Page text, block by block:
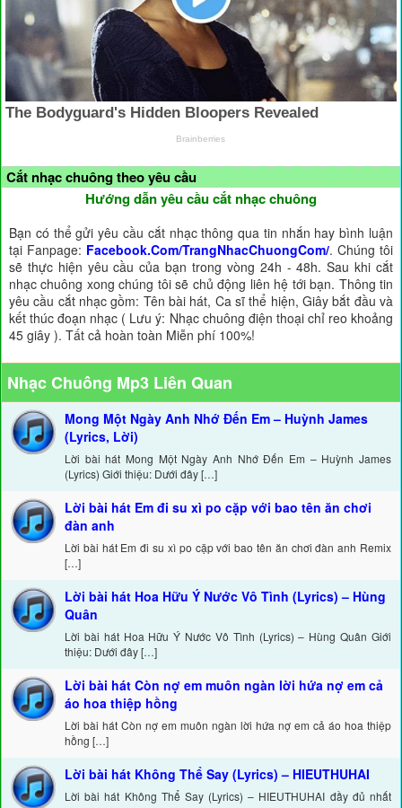
Cắt nhạc chuông theo yêu cầu
Hướng dẫn yêu cầu cắt nhạc chuông
Bạn có thể gửi yêu cầu cắt nhạc thông qua tin nhắn hay bình luận
tại Fanpage: Facebook.Com/TrangNhacChuongCom/. Chúng tôi
sẽ thực hiện yêu cầu của bạn trong vòng 24h - 48h. Sau khi cắt
nhạc chuông xong chúng tôi sẽ chủ động liên hệ tới bạn. Thông tin
yêu cầu cắt nhạc gồm: Tên bài hát, Ca sĩ thể hiện, Giây bắt đầu và
kết thúc đoạn nhạc ( Lưu ý: Nhạc chuông điện thoại chỉ reo khoảng
45 giây ). Tất cả hoàn toàn Miễn phí 100%!
Nhạc Chuông Mp3 Liên Quan
Mong Một Ngày Anh Nhớ Đến Em – Huỳnh James
(Lyrics, Lời)
Lời bài hát Mong Một Ngày Anh Nhớ Đến Em – Huỳnh James
(Lyrics) Giới thiệu: Dưới đây […]
Lời bài hát Em đi su xì po cặp với bao tên ăn chơi
đàn anh
Lời bài hát Em đi su xì po cặp với bao tên ăn chơi đàn anh Remix
[…]
Lời bài hát Hoa Hữu Ý Nước Vô Tình (Lyrics) – Hùng
Quân
Lời bài hát Hoa Hữu Ý Nước Vô Tình (Lyrics) – Hùng Quân Giới
thiệu: Dưới đây […]
Lời bài hát Còn nợ em muôn ngàn lời hứa nợ em cả
áo hoa thiệp hồng
Lời bài hát Còn nợ em muôn ngàn lời hứa nợ em cả áo hoa thiệp
hồng […]
Lời bài hát Không Thể Say (Lyrics) – HIEUTHUHAI
Lời bài hát Không Thể Say (Lyrics) – HIEUTHUHAI đầy đủ nhất